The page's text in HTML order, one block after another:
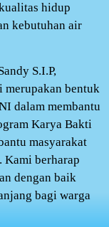
hidup
kebutuhan air
S.I.P,
merupakan bentuk
dalam membantu
Karya Bakti
masyarakat
Kami berharap
dengan baik
bagi warga